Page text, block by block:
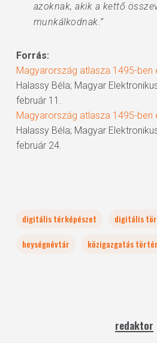
azoknak, akik a kettő
munkálkodnak.”
Forrás:
Magyarország atlasza 1495-ben
Halassy Béla; Magyar
február 11.
Magyarország atlasza 1495-ben
Halassy Béla; Magyar
február 24.
digitális térképészet
digitális
heységnévtár
közigazgatás
redaktor